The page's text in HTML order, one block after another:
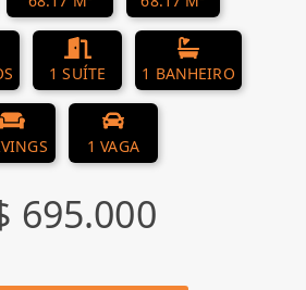
1 SUÍTE 1 BANHEIRO
1 VAGA
695.000